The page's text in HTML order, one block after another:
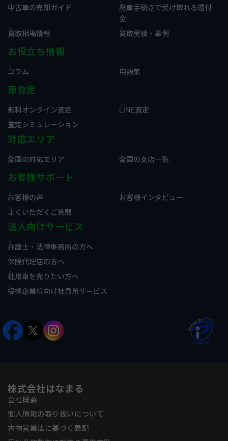
中古車の売却ガイド
廃車手続きで受け取れる還付
金
買取相場情報
買取実績・事例
お役立ち情報
コラム 用語集
車査定
無料オンライン査定
LINE査定
査定シミュレーション
対応エリア
全国の対応エリア 全国の支店一覧
お客様サポート
お客様の声
お客様インタビュー
よくいただくご質問
法人向けサービス
弁護士・法律事務所の方へ
保険代理店の方へ
社用車を売りたい方へ
提携企業様向け社員用サービス
株式会社はなまる
会社概要
個人情報の取り扱いについて
古物営業法に基づく表記